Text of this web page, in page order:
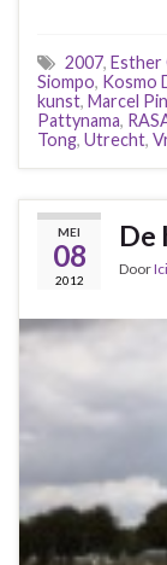
2007, Esther
Siompo, Kosmo
kunst, Marcel
Pattynama,
Tong, Utrecht,
MEI
08
2012
De
Door